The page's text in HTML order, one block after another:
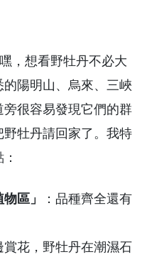
嘿，想看野牡丹不必大
陽明山、烏來、三峽
很容易發現它們的群
牡丹請回家了。我特
區」
：品種齊全還有
賞花，野牡丹在潮濕石